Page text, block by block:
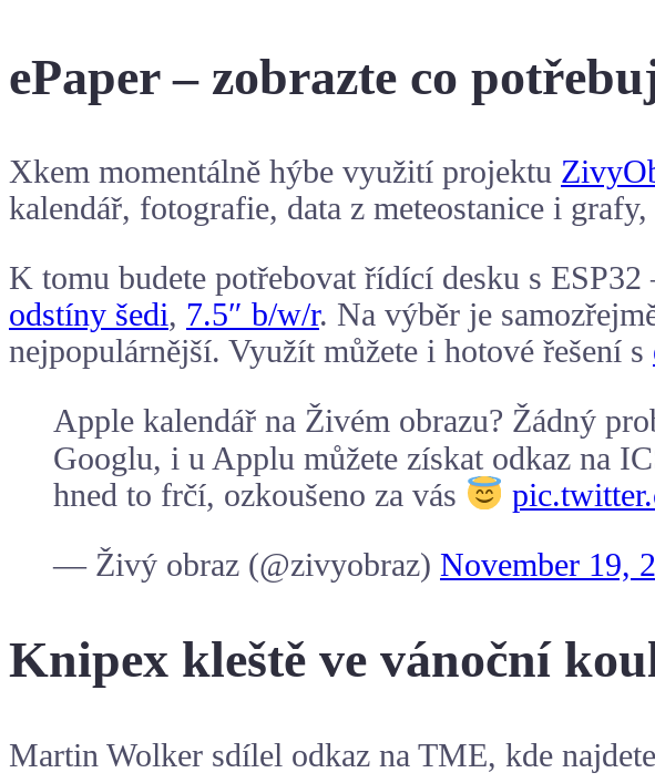
ePaper – zobrazte co
Xkem momentálně hýbe využití projektu
kalendář, fotografie, data z meteostanice i grafy,
K tomu budete potřebovat řídící desku s ESP32
odstíny šedi, 7.5″ b/w/r. Na výběr je
nejpopulárnější. Využít můžete i hotové řešení s
Apple kalendář na Živém obrazu? Žádný
Googlu, i u Applu můžete získat odkaz na
hned to frčí, ozkoušeno za vás
— Živý obraz (@zivyobraz) November 19,
Knipex kleště ve vánoční
Martin Wolker sdílel odkaz na TME, kde